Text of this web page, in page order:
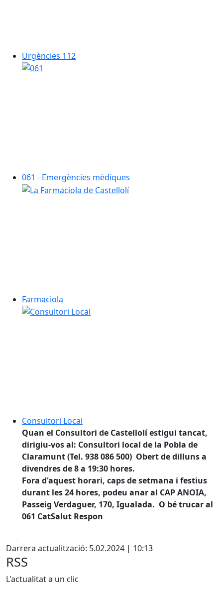
Urgències 112
061 - Emergències mèdiques
Farmaciola
Consultori Local
Quan el Consultori de Castellolí estigui tancat,
dirigiu-vos al: Consultori local de la Pobla de
Claramunt (Tel. 938 086 500) Obert de dilluns a
divendres de 8 a 19:30 hores.
Fora d'aquest horari, caps de setmana i festius
durant les 24 hores, podeu anar al CAP ANOIA,
Passeig Verdaguer, 170, Igualada. O bé trucar al
061 CatSalut Respon
Darrera actualització: 5.02.2024 | 10:13
RSS
L'actualitat a un clic